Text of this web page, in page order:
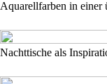
Aquarellfarben in einer
Nachttische als